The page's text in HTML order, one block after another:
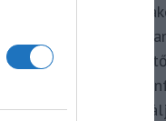
Turisztikai
vendégélmény
kategória
belül hiteles
inspirációul